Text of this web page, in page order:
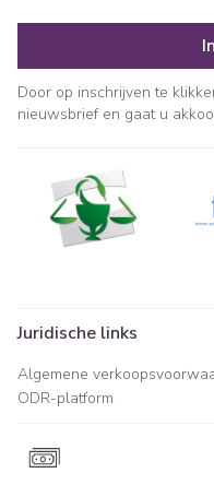
Door op inschrijven te
nieuwsbrief en gaat u
Juridische links
Algemene
ODR-platform